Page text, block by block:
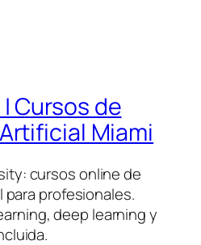
Cursos de
Miami
cursos online de
profesionales.
deep learning y